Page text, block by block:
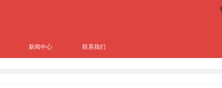
新闻中心 联系我们